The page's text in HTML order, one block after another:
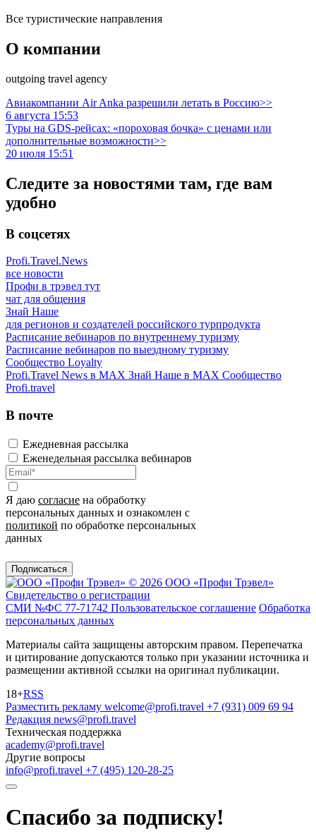
Все туристические направления
О компании
outgoing travel agency
Авиакомпании Air Anka разрешили летать в Россию>>
6 августа 15:53
Туры на GDS-рейсах: «пороховая бочка» с ценами или
дополнительные возможности>>
20 июля 15:51
Следите за новостями там, где вам
удобно
В соцсетях
Profi.Travel.News
все новости
Профи в трэвел тут
чат для общения
Знай Наше
для регионов и создателей российского турпродукта
Расписание вебинаров по внутреннему туризму
Расписание вебинаров по выездному туризму
Сообщество Loyalty
Profi.Travel News в MAX Знай Наше в MAX Сообщество
Profi.travel
В почте
Ежедневная рассылка
Еженедельная рассылка вебинаров
Я даю согласие на обработку
персональных данных и ознакомлен с
политикой по обработке персональных
данных
Подписаться
© 2026 ООО «Профи Трэвeл»
Свидетельство о регистрации
СМИ №ФС 77-71742 Пользовательское соглашение Обработка
персональных данных
Материалы сайта защищены авторским правом. Перепечатка
и цитирование допускаются только при указании источника и
размещении активной ссылки на оригинал публикации.
18+RSS
Разместить рекламу welcome@profi.travel +7 (931) 009 69 94
Редакция news@profi.travel
Техническая поддержка
academy@profi.travel
Другие вопросы
info@profi.travel +7 (495) 120-28-25
Спасибо за подписку!